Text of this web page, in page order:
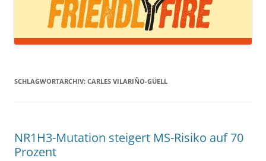
SCHLAGWORTARCHIV: CARLES VILARIÑO-GÜELL
NR1H3-Mutation steigert MS-Risiko auf 70
Prozent